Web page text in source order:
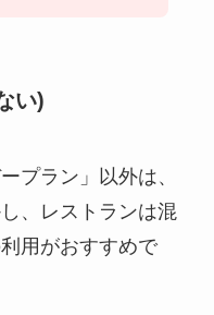
い)
プラン」以外は、
、レストランは混
用がおすすめで